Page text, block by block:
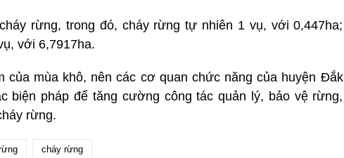
rừng, trong đó, cháy rừng tự nhiên 1 vụ, với 0,447ha;
với 6,7917ha.
của mùa khô, nên các cơ quan chức năng của huyện Đắk
biện pháp để tăng cường công tác quản lý, bảo vệ rừng,
rừng.
cháy rừng